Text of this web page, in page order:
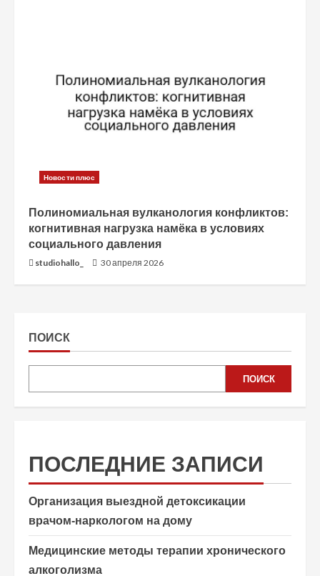
Новости плюс
Полиномиальная вулканология конфликтов:
когнитивная нагрузка намёка в условиях
социального давления
studiohallo_ 30 апреля 2026
ПОИСК
ПОИСК
ПОСЛЕДНИЕ ЗАПИСИ
Организация выездной детоксикации
врачом-наркологом на дому
Медицинские методы терапии хронического
алкоголизма